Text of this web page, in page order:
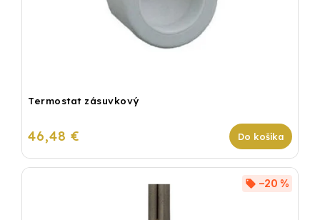
Termostat zásuvkový
46,48 € Do košíka
–20 %